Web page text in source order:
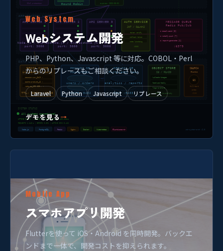
Web System
Webシステム開発
PHP、Python、Javascript 等に対応。COBOL・Perl
からのリプレースもご相談ください。
Laravel Python Javascript リプレース
デモを見る→
Mobile App
スマホアプリ開発
Flutterを使って iOS・Android を同時開発。バックエ
ンドまで一体で、開発コストを抑えられます。